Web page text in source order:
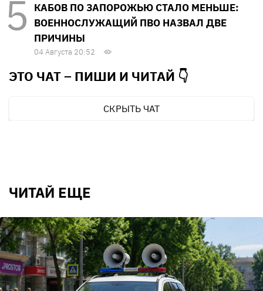
КАБОВ ПО ЗАПОРОЖЬЮ СТАЛО МЕНЬШЕ:
ВОЕННОСЛУЖАЩИЙ ПВО НАЗВАЛ ДВЕ
ПРИЧИНЫ
04 Августа 20:52
ЭТО ЧАТ – ПИШИ И ЧИТАЙ 👇
СКРЫТЬ ЧАТ
ЧИТАЙ ЕЩЕ